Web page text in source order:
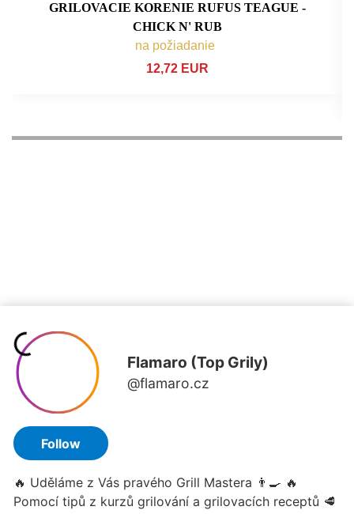
GRILOVACIE KORENIE RUFUS TEAGUE -
CHICK N' RUB
na požiadanie
12,72 EUR